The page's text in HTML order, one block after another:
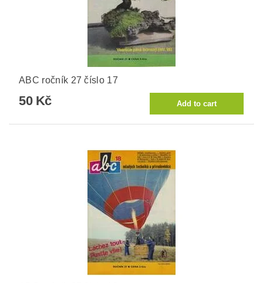
ABC ročník 27 číslo 17
50 Kč